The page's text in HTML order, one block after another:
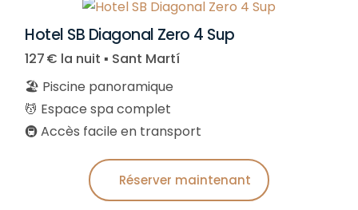
Hotel SB Diagonal Zero 4 Sup
127 € la nuit ▪︎ Sant Martí
🏖️ Piscine panoramique
💆 Espace spa complet
🚇 Accès facile en transport
Réserver maintenant